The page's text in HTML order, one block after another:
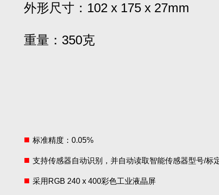
外形尺寸：102 x 175 x 27mm
重量：350克
■ 标准精度：0.05%
■ 支持传感器自动识别，并自动读取智能传感器型号/标
■ 采用RGB 240 x 400彩色工业液晶屏